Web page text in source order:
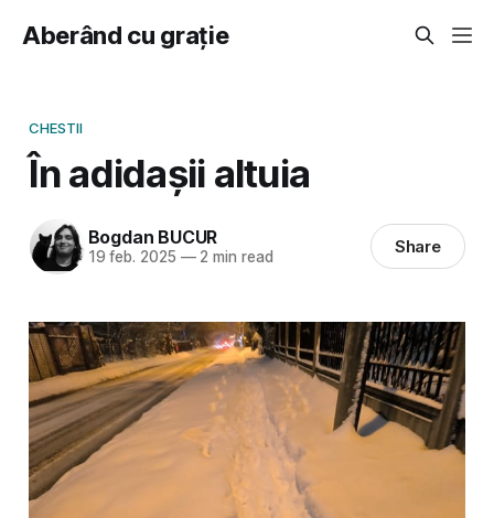
Aberând cu grație
CHESTII
În adidașii altuia
Bogdan BUCUR
19 feb. 2025 —2 min read Share